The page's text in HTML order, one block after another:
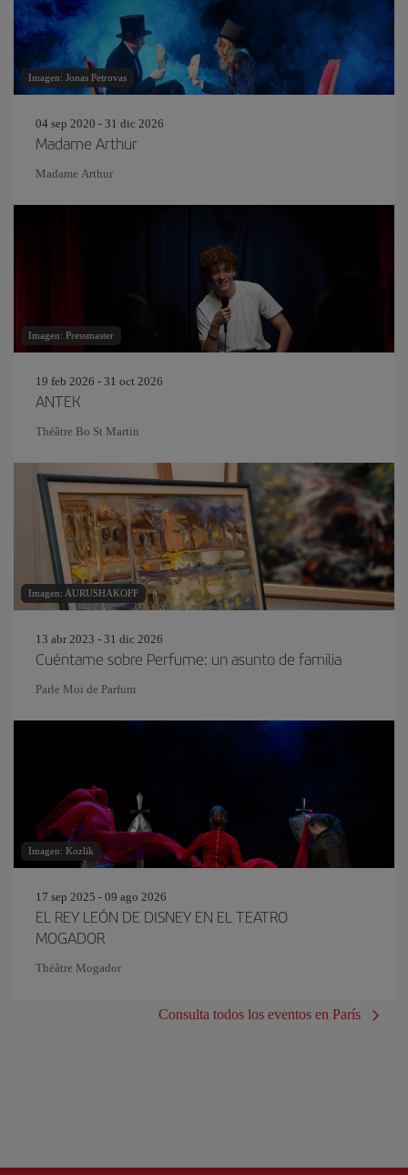
Imagen: Jonas Petrovas
04 sep 2020 - 31 dic 2026
Madame Arthur
Madame Arthur
Imagen: Pressmaster
19 feb 2026 - 31 oct 2026
ANTEK
Théâtre Bo St Martin
Imagen: AURUSHAKOFF
13 abr 2023 - 31 dic 2026
Cuéntame sobre Perfume: un asunto de familia
Parle Moi de Parfum
Imagen: Kozlik
17 sep 2025 - 09 ago 2026
EL REY LEÓN DE DISNEY EN EL TEATRO
MOGADOR
Théâtre Mogador
Consulta todos los eventos en París